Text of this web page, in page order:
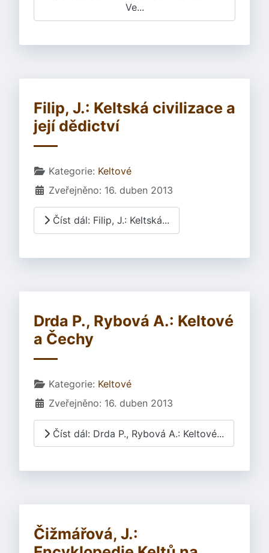
Ve...
Filip, J.: Keltská civilizace a
její dědictví
Základní údaje
Kategorie: Keltové
Zveřejněno: 16. duben 2013
Číst dál: Filip, J.: Keltská...
Drda P., Rybová A.: Keltové
a Čechy
Základní údaje
Kategorie: Keltové
Zveřejněno: 16. duben 2013
Číst dál: Drda P., Rybová A.: Keltové...
Čižmářová, J.: